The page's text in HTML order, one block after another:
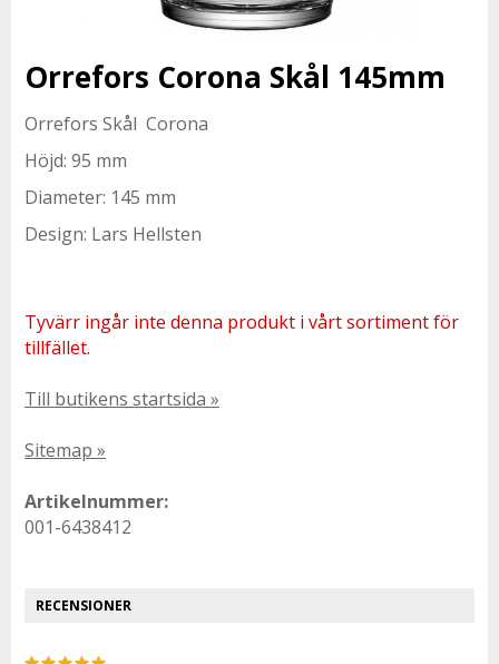
Orrefors Corona Skål 145mm
Orrefors Skål Corona
Höjd: 95 mm
Diameter: 145 mm
Design: Lars Hellsten
Tyvärr ingår inte denna produkt i vårt sortiment för
tillfället.
Till butikens startsida »
Sitemap »
Artikelnummer:
001-6438412
RECENSIONER